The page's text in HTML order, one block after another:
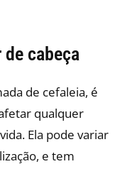
de cabeça
de cefaleia, é
qualquer
Ela pode variar
e tem